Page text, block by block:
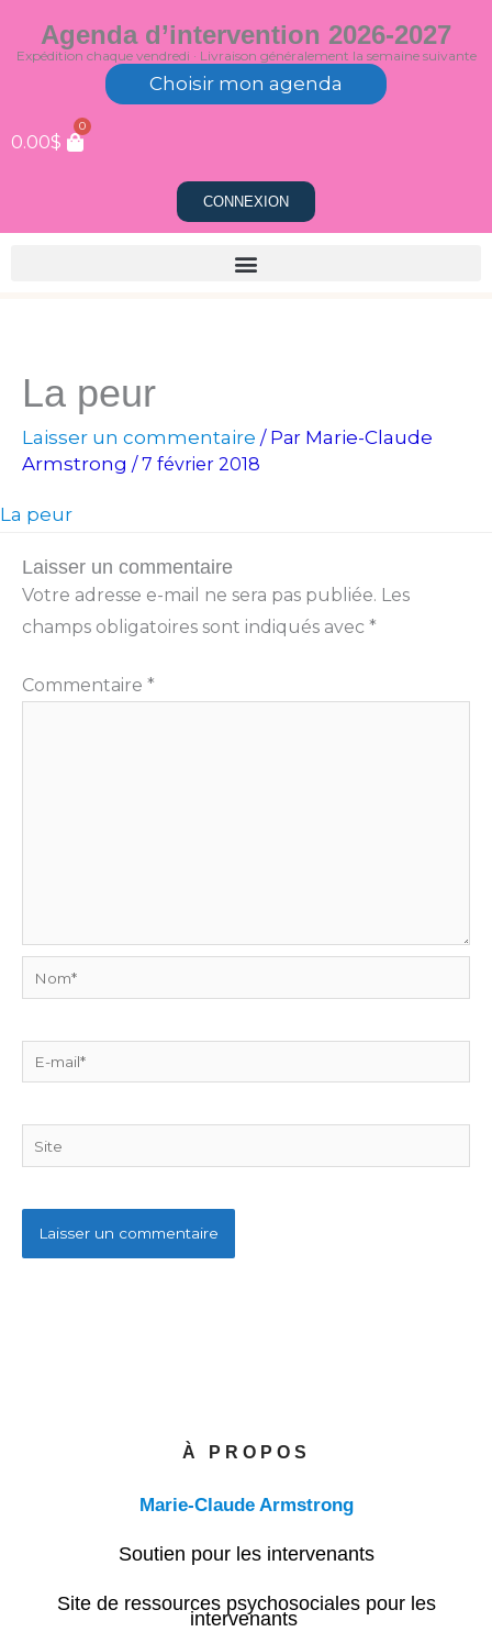
au
Agenda d’intervention 2026-2027
Expédition chaque vendredi · Livraison généralement la semaine suivante
Choisir mon agenda
0.00$
0
CONNEXION
La peur
Laisser un commentaire / Par Marie-Claude
Armstrong /7 février 2018
La peur
Laisser un commentaire
Votre adresse e-mail ne sera pas publiée. Les
champs obligatoires sont indiqués avec *
Commentaire *
Nom*
E-
mail*
Site
À PROPOS
Marie-Claude Armstrong
Soutien pour les intervenants
Site de ressources psychosociales pour les
intervenants